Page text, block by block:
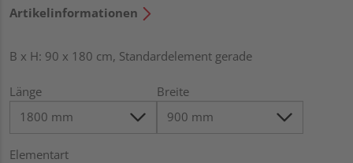
Artikelinformationen
B x H: 90 x 180 cm, Standardelement gerade
Länge Breite
Elementart